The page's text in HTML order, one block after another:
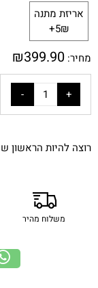
אריזת מתנה
5₪+
מחיר:
₪399.90
רוצה להיות הראשון
משלוח מהיר